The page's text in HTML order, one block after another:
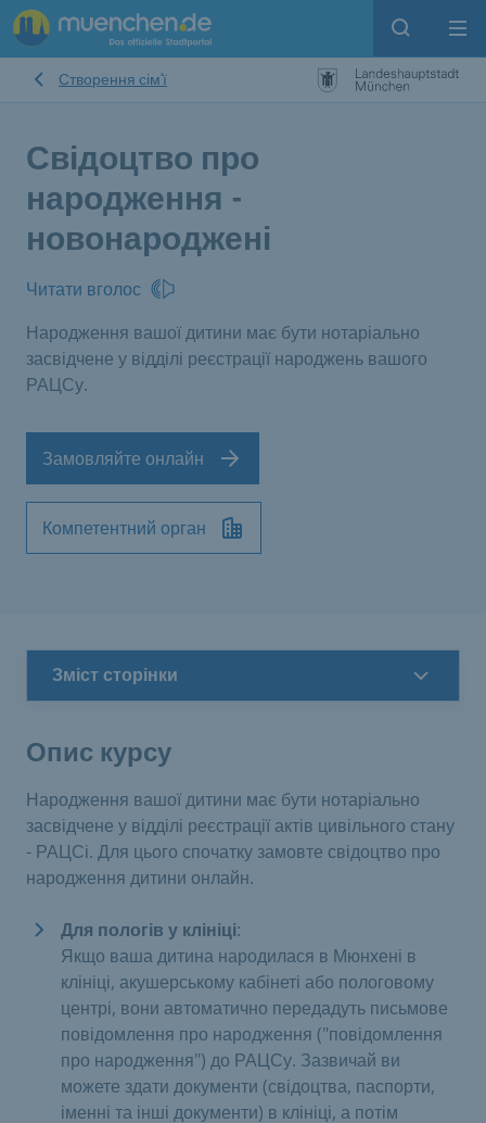
Open
Створення сім'ї
Свідоцтво про
народження -
новонароджені
Читати вголос
Народження вашої дитини має бути нотаріально
засвідчене у відділі реєстрації народжень вашого
РАЦСу.
Замовляйте онлайн
Компетентний орган
Зміст сторінки
Опис курсу
Народження вашої дитини має бути нотаріально
засвідчене у відділі реєстрації актів цивільного стану
- РАЦСі. Для цього спочатку замовте свідоцтво про
народження дитини онлайн.
Для пологів у клініці:
Якщо ваша дитина народилася в Мюнхені в
клініці, акушерському кабінеті або пологовому
центрі, вони автоматично передадуть письмове
повідомлення про народження ("повідомлення
про народження") до РАЦСу. Зазвичай ви
можете здати документи (свідоцтва, паспорти,
іменні та інші документи) в клініці, а потім